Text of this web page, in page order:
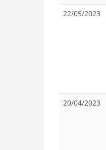
22/05/2023
20/04/2023